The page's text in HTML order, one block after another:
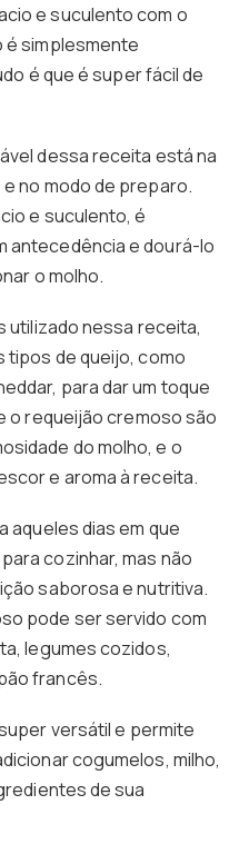
e suculento com o
simplesmente
é que é super fácil de
dessa receita está na
no modo de preparo.
e suculento, é
antecedência e dourá-lo
o molho.
utilizado nessa receita,
tipos de queijo, como
para dar um toque
o requeijão cremoso são
do molho, e o
e aroma à receita.
aqueles dias em que
cozinhar, mas não
saborosa e nutritiva.
pode ser servido com
legumes cozidos,
francês.
versátil e permite
cogumelos, milho,
de sua